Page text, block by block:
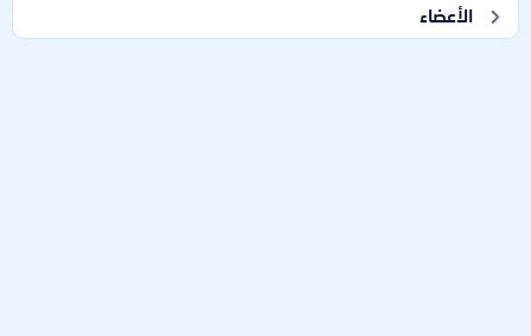
الأعضاء